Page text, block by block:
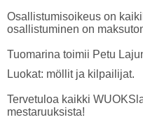
Osallistumisoikeus on
osallistuminen on
Tuomarina toimii Petu
Luokat: möllit ja kilpailijat.
Tervetuloa kaikki
mestaruuksista!